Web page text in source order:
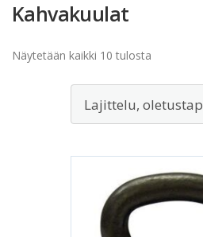
Kahvakuulat
Näytetään kaikki 10 tulosta